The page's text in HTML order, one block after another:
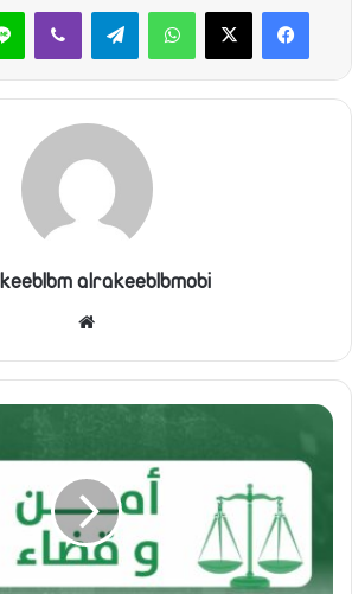
واتساب تيلقرام ڤايبر
alrakeeblbmobi